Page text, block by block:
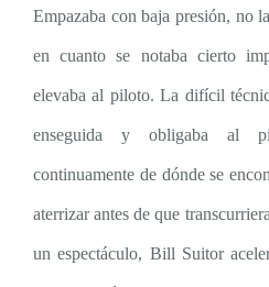
Empazaba con baja presión, no
en cuanto se notaba cierto
elevaba al piloto. La difícil
enseguida y obligaba al
continuamente de dónde se
aterrizar antes de que
un espectáculo, Bill Suitor